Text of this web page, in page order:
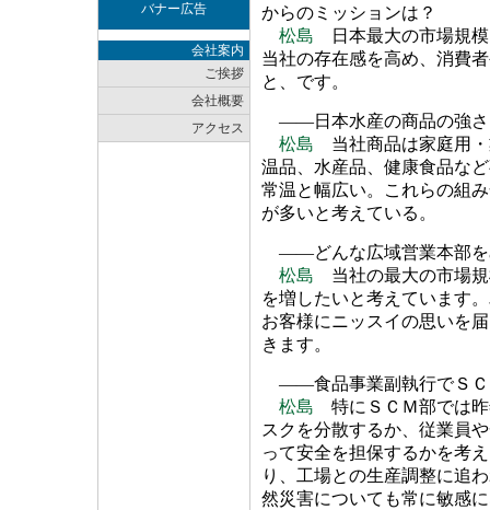
バナー広告
会社案内
ご挨拶
会社概要
アクセス
からのミッションは？
松島 日本最大の市場規模
当社の存在感を高め、消費
と、です。
――日本水産の商品の強さ
松島 当社商品は家庭用・
温品、水産品、健康食品な
常温と幅広い。これらの組
が多いと考えている。
――どんな広域営業本部を
松島 当社の最大の市場規
を増したいと考えています
お客様にニッスイの思いを
きます。
――食品事業副執行でＳＣ
松島 特にＳＣＭ部では昨
スクを分散するか、従業員
って安全を担保するかを考
り、工場との生産調整に追
然災害についても常に敏感